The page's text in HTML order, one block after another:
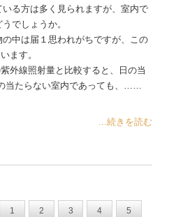
いる方は多く見られますが、室内で
うでしょうか。
の中は届１思われがちですが、この
ます。
外線照射量と比較すると、日の当
当たらない室内であっても、……
...続きを読む
1 2 3 4 5